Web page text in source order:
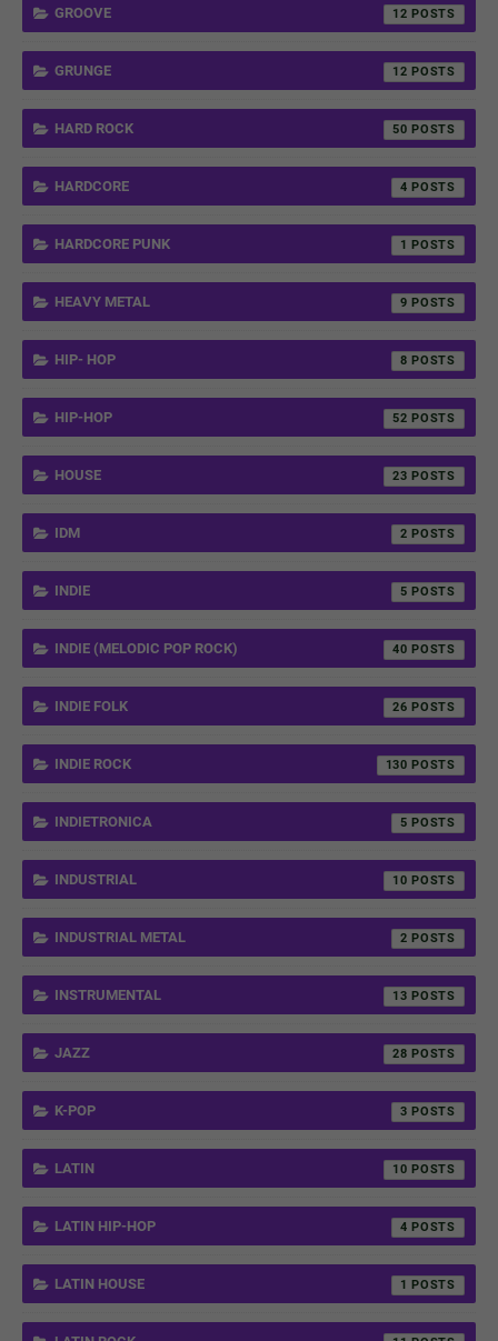
GROOVE 12
GRUNGE 12
HARD ROCK 50
HARDCORE 4
HARDCORE PUNK 1
HEAVY METAL 9
HIP- HOP 8
HIP-HOP 52
HOUSE 23
IDM 2
INDIE 5
INDIE (MELODIC POP ROCK) 40
INDIE FOLK 26
INDIE ROCK 130
INDIETRONICA 5
INDUSTRIAL 10
INDUSTRIAL METAL 2
INSTRUMENTAL 13
JAZZ 28
K-POP 3
LATIN 10
LATIN HIP-HOP 4
LATIN HOUSE 1